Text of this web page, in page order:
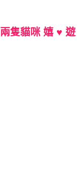
兩隻貓咪 嬉 ♥